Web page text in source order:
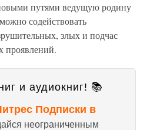
путями ведущую родину
содействовать
злых и подчас
проявлений.
и аудиокниг! 📚
Подписки в
неограниченным